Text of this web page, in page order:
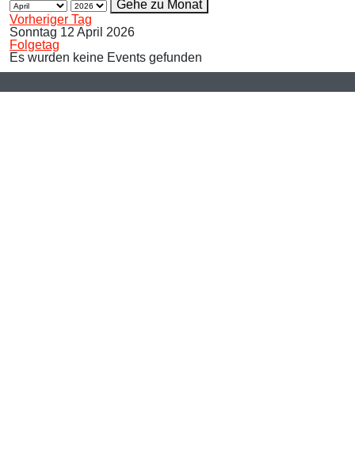
Gehe zu Monat
Vorheriger Tag
Sonntag 12 April 2026
Folgetag
Es wurden keine Events gefunden